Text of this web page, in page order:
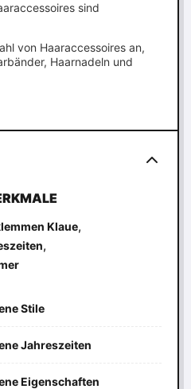
sind
von Haaraccessoires an,
Haarnadeln und
Klaue,
,
Stile
Jahreszeiten
Eigenschaften